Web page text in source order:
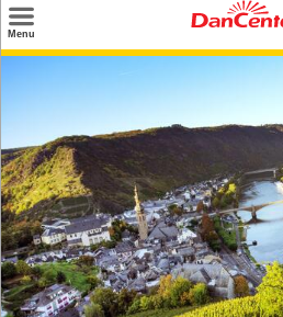
Menu
Informatie over
Service
Kontakt